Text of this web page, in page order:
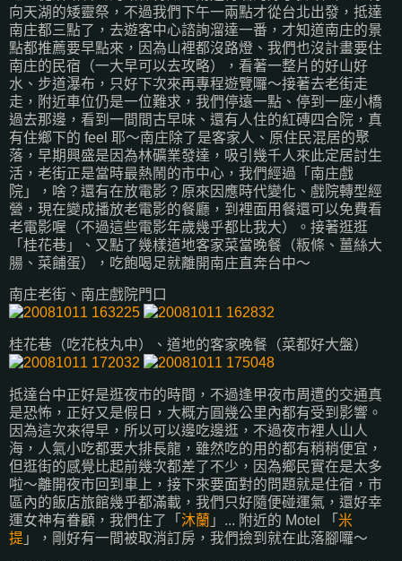
向天湖的矮靈祭，不過我們下午一兩點才從台北出發，抵達
南庄都三點了，去遊客中心諮詢溜達一番，才知道南庄的景
點都推薦要早點來，因為山裡都沒路燈、我們也沒計畫要住
南庄的民宿（一大早可以去攻略），看著一整片的好山好
水、步道瀑布，只好下次來再專程遊覽囉～接著去老街走
走，附近車位仍是一位難求，我們停遠一點、停到一座小橋
過去那邊，看到一間間古早味、還有人住的紅磚四合院，真
有住鄉下的 feel 耶～南庄除了是客家人、原住民混居的聚
落，早期興盛是因為林礦業發達，吸引幾千人來此定居討生
活，老街正是當時最熱鬧的市中心，我們經過「南庄戲
院」，啥？還有在放電影？原來因應時代變化、戲院轉型經
營，現在變成播放老電影的餐廳，到裡面用餐還可以免費看
老電影喔（不過這些電影年歲幾乎都比我大）。接著逛逛
「桂花巷」、又點了幾樣道地客家菜當晚餐（粄條、薑絲大
腸、菜餔蛋），吃飽喝足就離開南庄直奔台中～
南庄老街、南庄戲院門口
桂花巷（吃花枝丸中）、道地的客家晚餐（菜都好大盤）
抵達台中正好是逛夜市的時間，不過逢甲夜市周遭的交通真
是恐怖，正好又是假日，大概方圓幾公里內都有受到影響。
因為這次來得早，所以可以邊吃邊逛，不過夜市裡人山人
海，人氣小吃都要大排長龍，雖然吃的用的都有稍稍便宜，
但逛街的感覺比起前幾次都差了不少，因為鄉民實在是太多
啦～離開夜市回到車上，接下來要面對的問題就是住宿，市
區內的飯店旅館幾乎都滿載，我們只好隨便碰運氣，還好幸
運女神有眷顧，我們住了「 沐蘭 」... 附近的 Motel 「 米
提 」，剛好有一間被取消訂房，我們撿到就在此落腳囉～